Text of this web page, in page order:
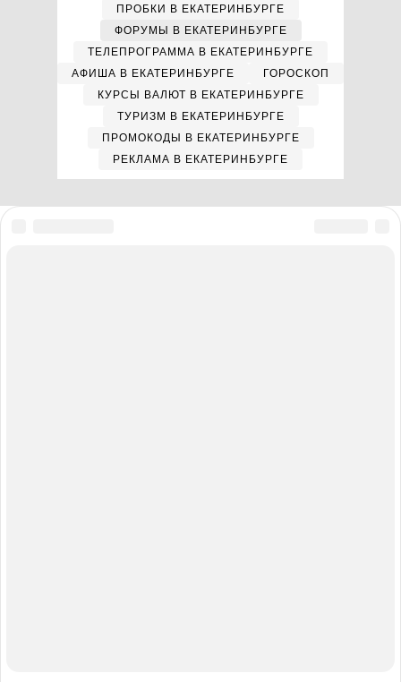
ПРОБКИ В ЕКАТЕРИНБУРГЕ
ФОРУМЫ В ЕКАТЕРИНБУРГЕ
ТЕЛЕПРОГРАММА В ЕКАТЕРИНБУРГЕ
АФИША В ЕКАТЕРИНБУРГЕ
ГОРОСКОП
КУРСЫ ВАЛЮТ В ЕКАТЕРИНБУРГЕ
ТУРИЗМ В ЕКАТЕРИНБУРГЕ
ПРОМОКОДЫ В ЕКАТЕРИНБУРГЕ
РЕКЛАМА В ЕКАТЕРИНБУРГЕ